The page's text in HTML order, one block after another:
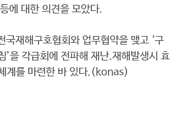
에 대한 의견을 모았다.
국재해구호협회와 업무협약을 맺고 ‘구
’을 각급회에 전파해 재난.재해발생시 효
계를 마련한 바 있다.(konas)